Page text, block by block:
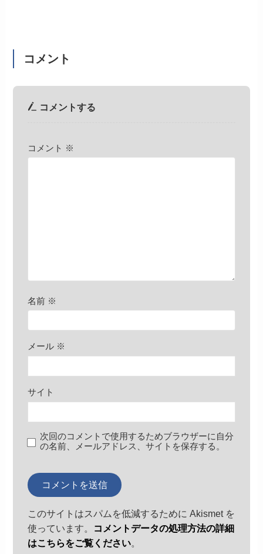
コメント
コメントする
コメント ※
名前 ※
メール ※
サイト
次回のコメントで使用するためブラウザーに自分
の名前、メールアドレス、サイトを保存する。
このサイトはスパムを低減するために Akismet を
使っています。
コメントデータの処理方法の詳細
はこちらをご覧ください。